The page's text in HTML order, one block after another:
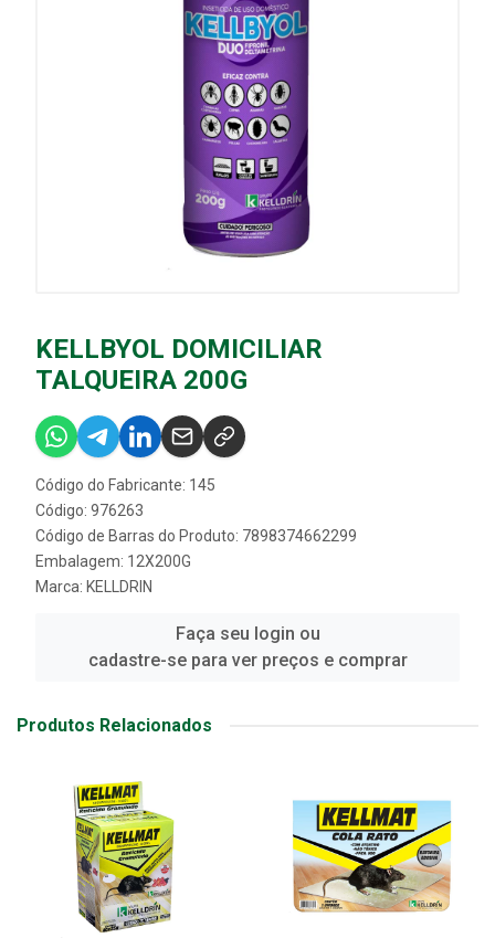
KELLBYOL DOMICILIAR
TALQUEIRA 200G
Código do Fabricante: 145
Código: 976263
Código de Barras do Produto: 7898374662299
Embalagem: 12X200G
Marca: KELLDRIN
Faça seu login ou
cadastre-se para ver preços e comprar
Produtos Relacionados